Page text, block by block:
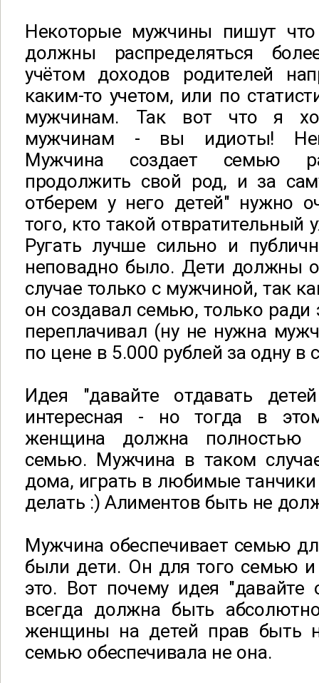
Некоторые мужчины пишут
должны распределяться
учётом доходов родителей
каким-то учетом, или по
мужчинам. Так вот что я
мужчинам - вы идиоты!
Мужчина создает семью
продолжить свой род, и за
отберем у него детей" нужно
того, кто такой отвратительный
Ругать лучше сильно и
неповадно было. Дети должны
случае только с мужчиной, так
он создавал семью, только ради
переплачивал (ну не нужна
по цене в 5.000 рублей за одну в
Идея "давайте отдавать
интересная - но тогда в
женщина должна полностью
семью. Мужчина в таком
дома, играть в любимые
делать :) Алиментов быть не
Мужчина обеспечивает семью
были дети. Он для того семью
это. Вот почему идея "давайте
всегда должна быть
женщины на детей прав быть
семью обеспечивала не она.